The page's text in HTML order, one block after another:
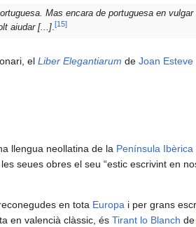
Mas encara de portuguesa en vulgar
aiudar [...].[15]
el Liber Elegantiarum de Joan Esteve
llengua neollatina de la Península Ibèrica
seues obres el seu “estic escrivint en
en tota Europa i per grans
en valencià clàssic, és Tirant lo Blanch de